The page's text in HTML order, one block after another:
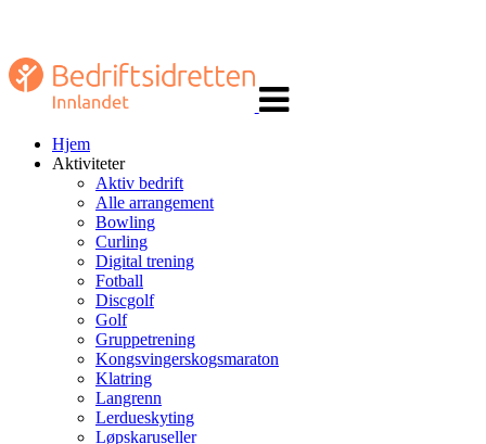
navigasjon
Hjem
Aktiviteter
Aktiv bedrift
Alle arrangement
Bowling
Curling
Digital trening
Fotball
Discgolf
Golf
Gruppetrening
Kongsvingerskogsmaraton
Klatring
Langrenn
Lerdueskyting
Løpskaruseller